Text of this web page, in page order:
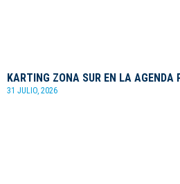
KARTING ZONA SUR EN LA AGENDA
31 JULIO, 2026